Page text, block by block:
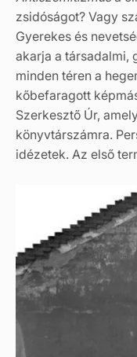
zsidóságot? Vagy
Gyerekes és
akarja a társadalmi,
minden téren a
kőbefaragott
Szerkesztő Úr,
könyvtárszámra.
idézetek. Az első